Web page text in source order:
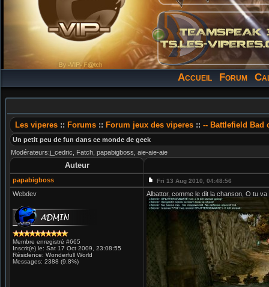
Accueil Forum
Les viperes :: Forums :: Forum jeux des viperes :: -- Battlefield Bad
Un petit peu de fun dans ce monde de geek
Modérateurs:j_cedric, Fatch, papabigboss, aie-aie-aie
Auteur
papabigboss Fri 13 Aug 2010, 04:48:56
Webdev
Membre enregistré #665
Inscrit(e) le: Sat 17 Oct 2009, 23:08:55
Résidence: Wonderfull World
Messages: 2388 (9.8%)
Albattor, comme le dit la chanson, O tu